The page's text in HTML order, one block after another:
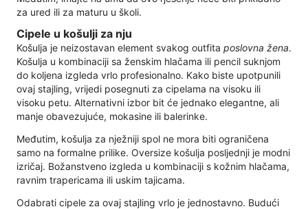
za ured ili za maturu u školi.
Cipele u košulji za nju
Košulja je neizostavan element svakog outfita poslovna žena.
Košulja u kombinaciji sa ženskim hlačama ili pencil suknjom
do koljena izgleda vrlo profesionalno. Kako biste upotpunili
ovaj stajling, vrijedi posegnuti za cipelama na visoku ili
visoku petu. Alternativni izbor bit će jednako elegantne, ali
manje obavezujuće, mokasine ili balerinke.
Međutim, košulja za nježniji spol ne mora biti ograničena
samo na formalne prilike. Oversize košulja posljednji je modni
izričaj. Božanstveno izgleda u kombinaciji s kožnim hlačama,
ravnim trapericama ili uskim tajicama.
Odabrati cipele za ovaj stajling vrlo je jednostavno. Budući